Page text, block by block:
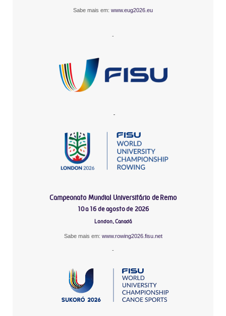
Sabe mais em: www.eug2026.eu
-
-
Campeonato Mundial Universitário de Remo
10 a 16 de agosto de 2026
London, Canadá
Sabe mais em: www.rowing2026.fisu.net
-